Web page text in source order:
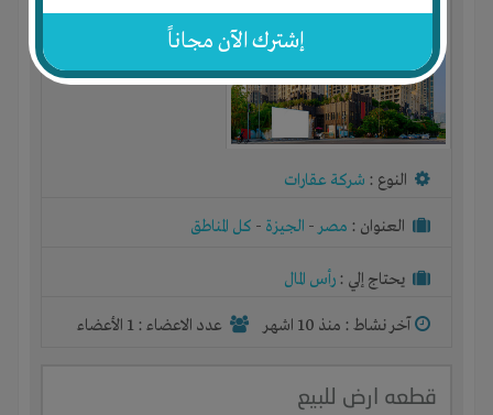
إشترك الآن مجاناً
النوع : شركة عقارات
العنوان : مصر- الجيزة - كل المناطق
يحتاج إلي : رأس المال
آخر نشاط : منذ 10 اشهر عدد الاعضاء : 1 الأعضاء
قطعه ارض للبيع